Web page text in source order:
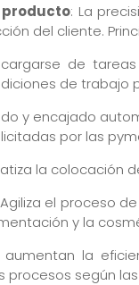
: La
del cliente.
de
de trabajo
y encajado
por las
la colocación
el proceso
y la
aumentan la
procesos según